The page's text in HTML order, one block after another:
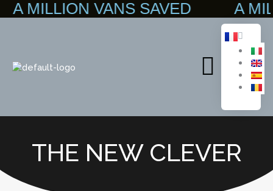
Aller
au
VANS SAVED A
Main
Menu
THE NEW CLEVER